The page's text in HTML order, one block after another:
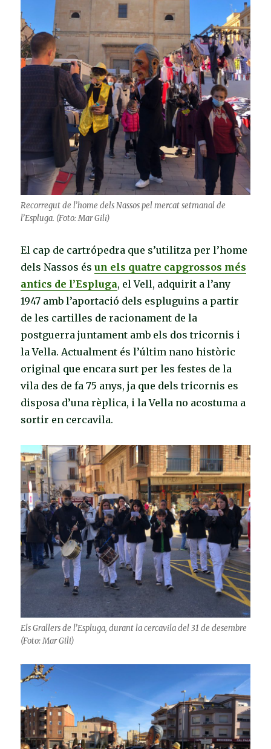
Recorregut de l’home dels Nassos pel mercat setmanal de
l’Espluga. (Foto: Mar Gili)
El cap de cartrópedra que s’utilitza per l’home
dels Nassos ésun els quatre capgrossos més
antics de l’Espluga, el Vell, adquirit a l’any
1947 amb l’aportació dels espluguins a partir
de les cartilles de racionament de la
postguerra juntament amb els dos tricornis i
la Vella. Actualment és l’últim nano històric
original que encara surt per les festes de la
vila des de fa 75 anys, ja que dels tricornis es
disposa d’una rèplica, i la Vella no acostuma a
sortir en cercavila.
Els Grallers de l’Espluga, durant la cercavila del 31 de desembre
(Foto: Mar Gili)